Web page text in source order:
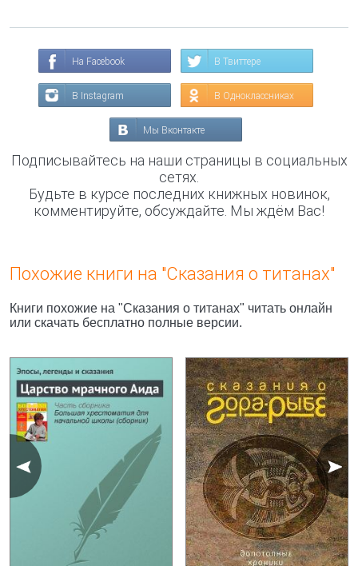
На Facebook В Твиттере
В Instagram В Одноклассниках
Мы Вконтакте
Подписывайтесь на наши страницы в социальных
сетях.
Будьте в курсе последних книжных новинок,
комментируйте, обсуждайте. Мы ждём Вас!
Похожие книги на "Сказания о титанах"
Книги похожие на "Сказания о титанах" читать онлайн
или скачать бесплатно полные версии.